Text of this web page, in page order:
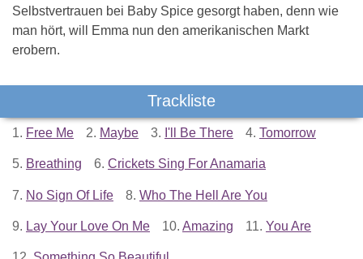
Selbstvertrauen bei Baby Spice gesorgt haben, denn wie
man hört, will Emma nun den amerikanischen Markt
erobern.
Trackliste
1. Free Me 2. Maybe 3. I'll Be There 4. Tomorrow
5. Breathing 6. Crickets Sing For Anamaria
7. No Sign Of Life 8. Who The Hell Are You
9. Lay Your Love On Me 10. Amazing 11. You Are